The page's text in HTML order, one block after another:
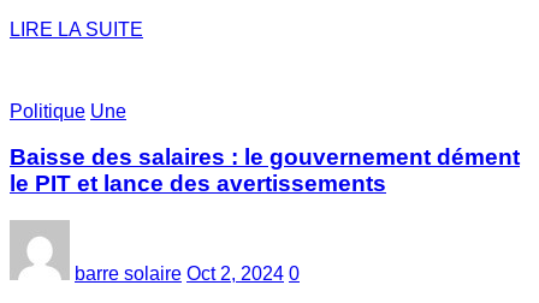
LIRE LA SUITE
Politique Une
Baisse des salaires : le gouvernement dément
le PIT et lance des avertissements
barre solaire Oct 2, 2024 0